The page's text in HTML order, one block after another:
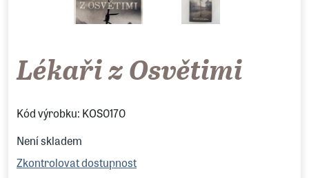
Lékaři z Osvětimi
Kód výrobku: KOS0170
Není skladem
Zkontrolovat dostupnost